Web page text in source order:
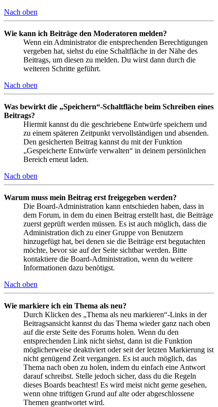
Nach oben
Wie kann ich Beiträge den Moderatoren melden?
Wenn ein Administrator die entsprechenden Berechtigungen
vergeben hat, siehst du eine Schaltfläche in der Nähe des
Beitrags, um diesen zu melden. Du wirst dann durch die
weiteren Schritte geführt.
Nach oben
Was bewirkt die „Speichern“-Schaltfläche beim Schreiben eines
Beitrags?
Hiermit kannst du die geschriebene Entwürfe speichern und
zu einem späteren Zeitpunkt vervollständigen und absenden.
Den gesicherten Beitrag kannst du mit der Funktion
„Gespeicherte Entwürfe verwalten“ in deinem persönlichen
Bereich erneut laden.
Nach oben
Warum muss mein Beitrag erst freigegeben werden?
Die Board-Administration kann entschieden haben, dass in
dem Forum, in dem du einen Beitrag erstellt hast, die Beiträge
zuerst geprüft werden müssen. Es ist auch möglich, dass die
Administration dich zu einer Gruppe von Benutzern
hinzugefügt hat, bei denen sie die Beiträge erst begutachten
möchte, bevor sie auf der Seite sichtbar werden. Bitte
kontaktiere die Board-Administration, wenn du weitere
Informationen dazu benötigst.
Nach oben
Wie markiere ich ein Thema als neu?
Durch Klicken des „Thema als neu markieren“-Links in der
Beitragsansicht kannst du das Thema wieder ganz nach oben
auf die erste Seite des Forums holen. Wenn du den
entsprechenden Link nicht siehst, dann ist die Funktion
möglicherweise deaktiviert oder seit der letzten Markierung ist
nicht genügend Zeit vergangen. Es ist auch möglich, das
Thema nach oben zu holen, indem du einfach eine Antwort
darauf schreibst. Stelle jedoch sicher, dass du die Regeln
dieses Boards beachtest! Es wird meist nicht gerne gesehen,
wenn ohne triftigen Grund auf alte oder abgeschlossene
Themen geantwortet wird.